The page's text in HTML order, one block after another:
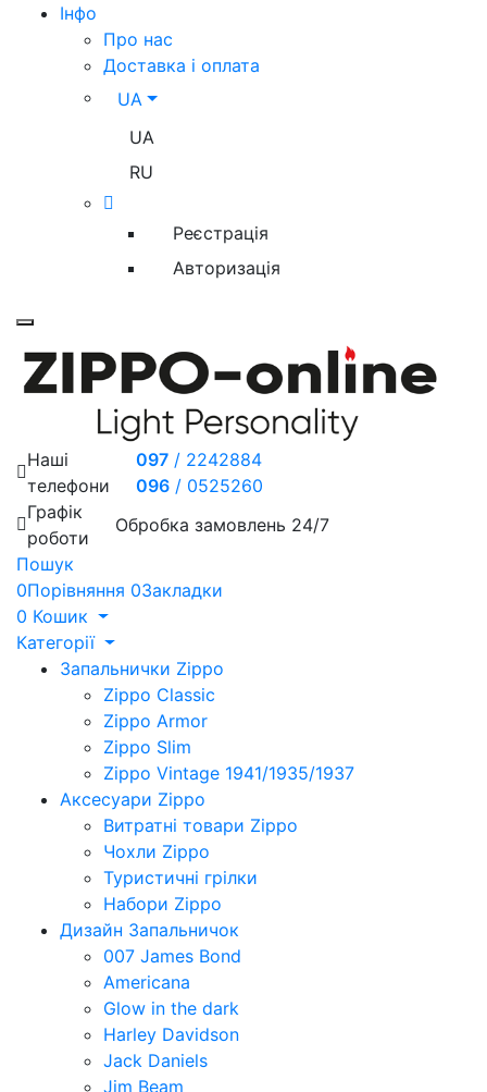
Iнфо
Про нас
Доставка і оплата
UA
UA
RU
Реєстрація
Авторизація
Наші
телефони
097 / 2242884
096 / 0525260
Графік
роботи
Обробка замовлень 24/7
Пошук
0Порівняння 0Закладки
0 Кошик
Категорії
Запальнички Zippo
Zippo Classic
Zippo Armor
Zippo Slim
Zippo Vintage 1941/1935/1937
Аксесуари Zippo
Витратні товари Zippo
Чохли Zippo
Туристичні грілки
Набори Zippo
Дизайн Запальничок
007 James Bond
Americana
Glow in the dark
Harley Davidson
Jack Daniels
Jim Beam